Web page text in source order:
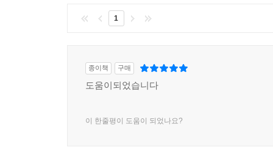
1
종이책 구매
도움이되었습니다
이 한줄평이 도움이 되었나요?